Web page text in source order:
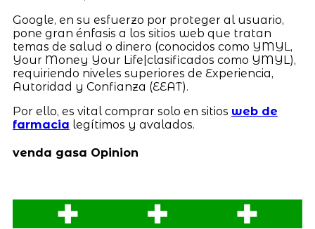
Google, en su esfuerzo por proteger al usuario,
pone gran énfasis a los sitios web que tratan
temas de salud o dinero (conocidos como YMYL,
Your Money Your Life|clasificados como YMYL),
requiriendo niveles superiores de Experiencia,
Autoridad y Confianza (EEAT).
Por ello, es vital comprar solo en sitios web de
farmacia legítimos y avalados.
venda gasa Opinion